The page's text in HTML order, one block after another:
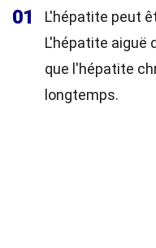
01
L'hépatite peut
L'hépatite aiguë
que l'hépatite
longtemps.